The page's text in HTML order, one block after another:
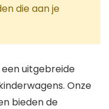
die aan je
een uitgebreide
Onze
bieden de